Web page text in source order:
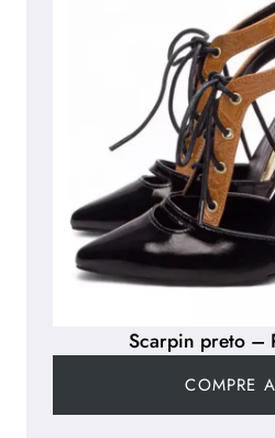
Scarpin preto –
COMPRE